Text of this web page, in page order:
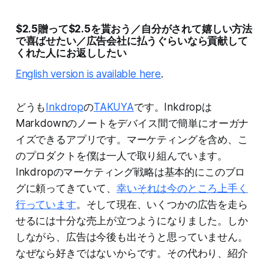
$2.5贈って$2.5を貰おう／自分がされて嬉しい方法
で喜ばせたい／広告会社に払うぐらいなら貢献して
くれた人にお返ししたい
English version is available here.
どうもInkdropのTAKUYAです。Inkdropは
Markdownのノートをデバイス間で簡単にオーガナ
イズできるアプリです。マーケティングを含め、こ
のプロダクトを僕は一人で取り組んでいます。
Inkdropのマーケティング戦略は基本的にこのブロ
グに頼ってきていて、幸いそれは今のところ上手く
行っています。そして現在、いくつかの広告を走ら
せるには十分な売上が立つようになりました。しか
しながら、広告は今後も出そうと思っていません。
なぜなら好きではないからです。その代わり、紹介